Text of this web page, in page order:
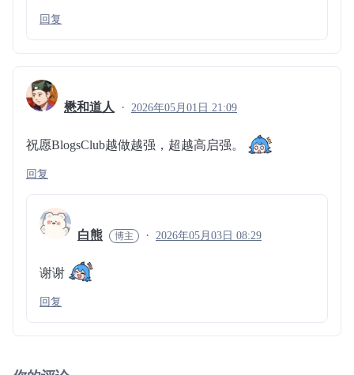
回复
懋和道人 2026年05月01日 21:09
祝愿BlogsClub越做越强，超越高启强。
回复
白熊 2026年05月03日 08:29
谢谢
回复